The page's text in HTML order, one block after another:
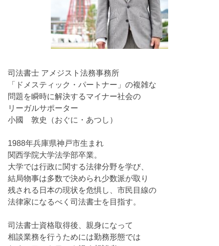
司法書士 アメジスト法務事務所
「ドメスティック・パートナー」の複雑な
問題を瞬時に解決するマイナー社会の
リーガルサポーター
小國 敦史（おぐに・あつし）
1988年兵庫県神戸市生まれ
関西学院大学法学部卒業。
大学では行政に関する法律分野を学び、
結局物事は多数で決められ少数派が取り
残される日本の現状を危惧し、市民目線の
法律家になるべく司法書士を目指す。
司法書士資格取得後、親身になって
相談業務を行うためには勤務形態では